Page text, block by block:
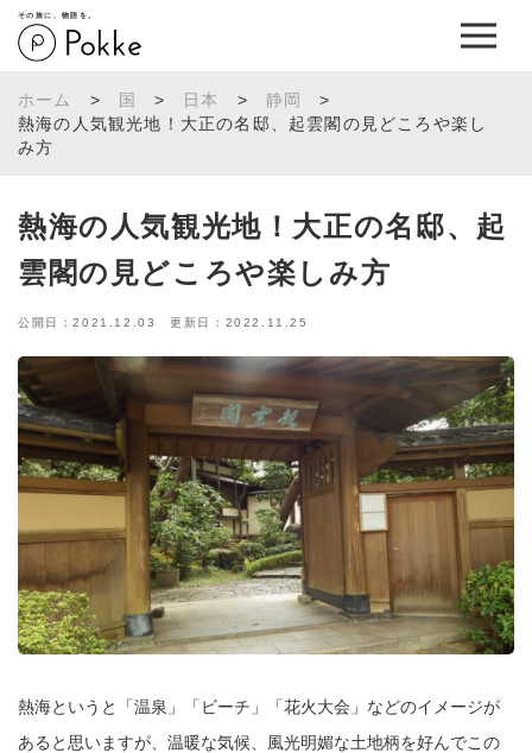
その旅に、物語を。
ホーム > 国 > 日本 > 静岡
>
熱海の人気観光地！大正の名邸、起雲閣の見どころや楽し
み方
熱海の人気観光地！大正の名邸、起
雲閣の見どころや楽しみ方
公開日：2021.12.03 更新日：2022.11.25
熱海というと「温泉」「ビーチ」「花火大会」などのイメージが
あると思いますが、温暖な気候、風光明媚な土地柄を好んでこの